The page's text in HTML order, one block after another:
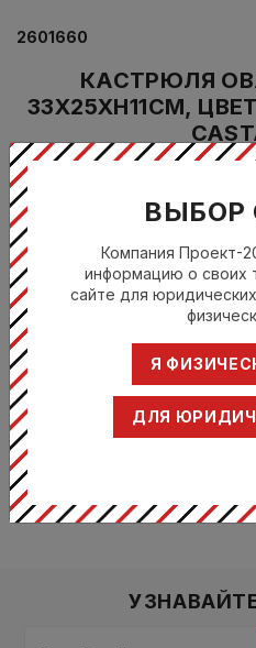
2601660
КАСТРЮЛЯ
33X25XH11СМ,
Произодитель:
Тренди /
Cosy &
Trendy
посуда
ВЫБОР
Компания Проект-
информацию о своих
сайте для
Я
ДЛЯ